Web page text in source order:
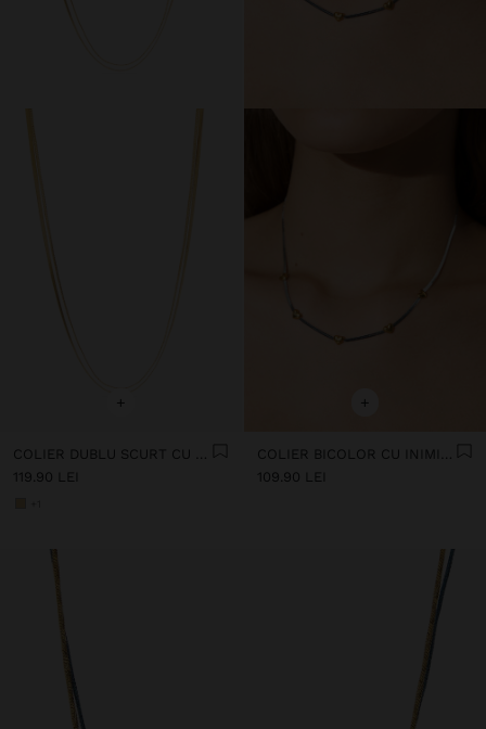
+
COLIER DUBLU SCURT CU OȚEL INOXIDABIL
119.90 LEI
+
COLIER BICOLOR CU INIMIOARE - OȚEL INOXIDABIL
109.90 LEI